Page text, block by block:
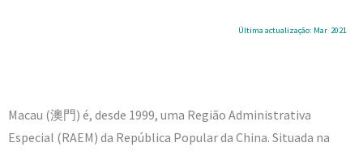
Última actualização: Mar 2021
Macau (澳門) é, desde 1999, uma Região Administrativa
Especial (RAEM) da República Popular da China. Situada na